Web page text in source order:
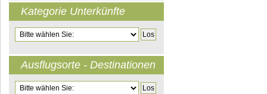
Kategorie Unterkünfte
Zielseite
Ausflugsorte - Destinationen
Zielseite